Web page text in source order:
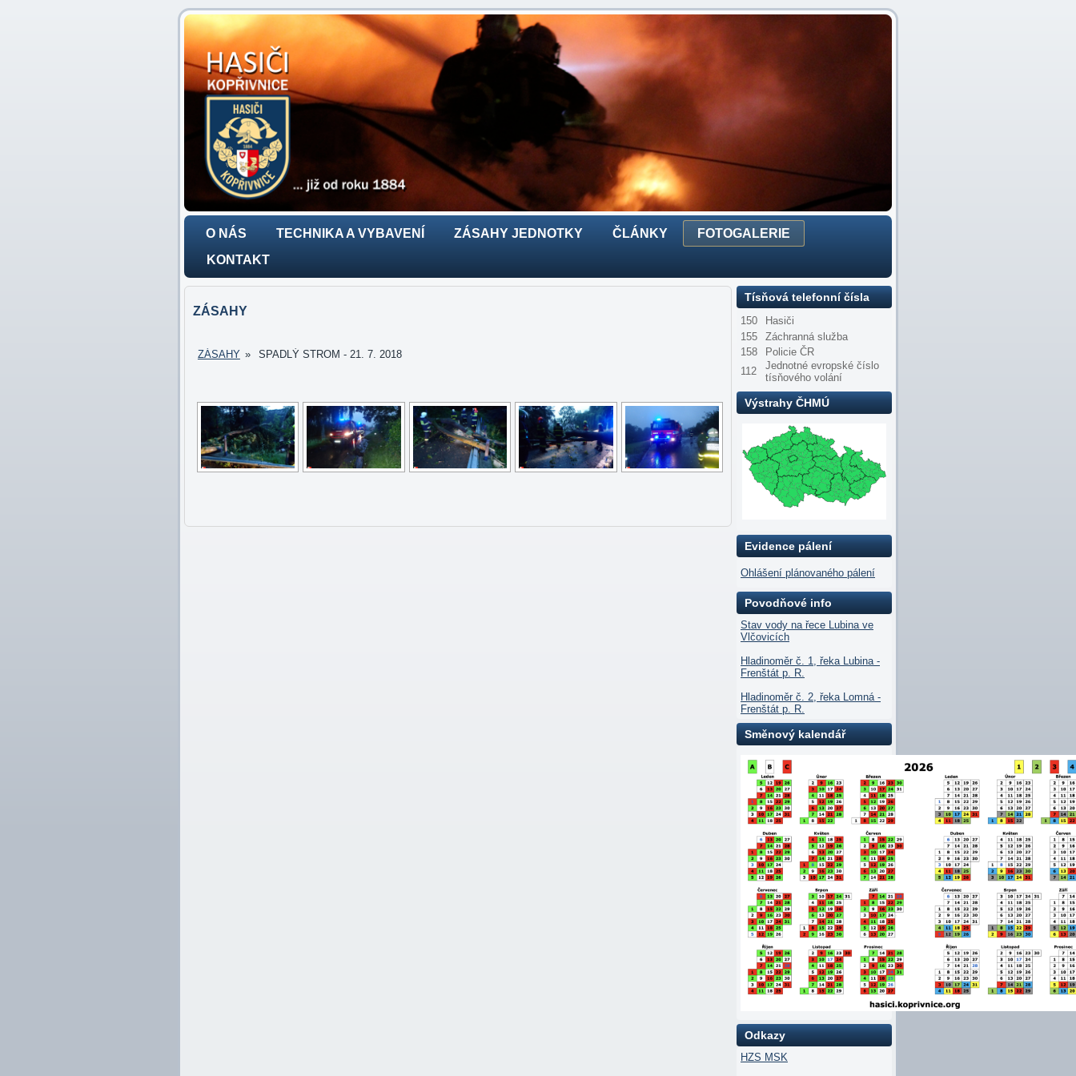
O NÁS TECHNIKA A VYBAVENÍ ZÁSAHY JEDNOTKY ČLÁNKY
FOTOGALERIE
KONTAKT
ZÁSAHY
ZÁSAHY » SPADLÝ STROM - 21. 7. 2018
Tísňová telefonní čísla
150
Hasiči
155
Záchranná služba
158
Policie ČR
112
Jednotné evropské číslo
tísňového volání
Výstrahy ČHMÚ
Evidence pálení
Ohlášení plánovaného pálení
Povodňové info
Stav vody na řece Lubina ve
Vlčovicích
Hladinoměr č. 1, řeka Lubina -
Frenštát p. R.
Hladinoměr č. 2, řeka Lomná -
Frenštát p. R.
Směnový kalendář
Odkazy
HZS MSK